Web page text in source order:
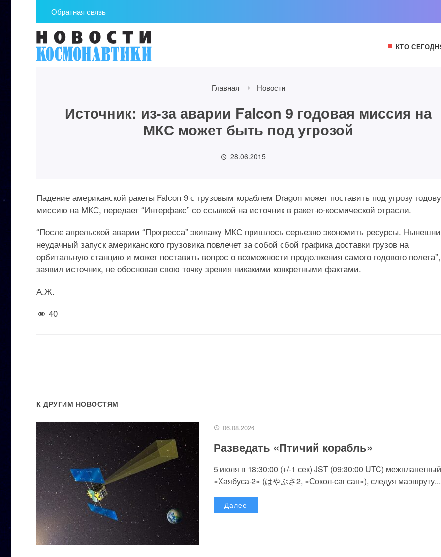
Обратная связь
КТО
Главная Новости
Источник: из-за аварии Falcon 9 годовая миссия на
МКС может быть под угрозой
28.06.2015
Падение американской ракеты Falcon 9 с грузовым кораблем Dragon может поставить под угрозу
миссию на МКС, передает “Интерфакс” со ссылкой на источник в ракетно-космической отрасли.
“После апрельской аварии “Прогресса” экипажу МКС пришлось серьезно экономить ресурсы.
неудачный запуск американского грузовика повлечет за собой сбой графика доставки грузов на
орбитальную станцию и может поставить вопрос о возможности продолжения самого годового
заявил источник, не обосновав свою точку зрения никакими конкретными фактами.
А.Ж.
40
К ДРУГИМ НОВОСТЯМ
06.08.2026
Разведать «Птичий корабль»
5 июля в 18:30:00 (+/-1 сек) JST (09:30:00 UTC)
«Хаябуса-2» (はやぶさ2, «Сокол-сапсан»), следуя маршруту...
Далее